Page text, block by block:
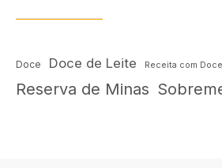
Doce Doce de Leite Receita com
Reserva de Minas